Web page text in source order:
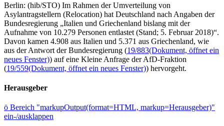
Berlin: (hib/STO) Im Rahmen der Umverteilung von
Asylantragstellern (Relocation) hat Deutschland nach Angaben der
Bundesregierung „Italien und Griechenland bislang mit der
Aufnahme von 10.279 Personen entlastet (Stand; 5. Februar 2018)“.
Davon kamen 4.908 aus Italien und 5.371 aus Griechenland, wie
aus der Antwort der Bundesregierung (19/883(Dokument, öffnet ein
neues Fenster)) auf eine Kleine Anfrage der AfD-Fraktion
(19/559(Dokument, öffnet ein neues Fenster)) hervorgeht.
Herausgeber
ö Bereich "markupOutput(format=HTML, markup=Herausgeber)"
ein-/ausklappen